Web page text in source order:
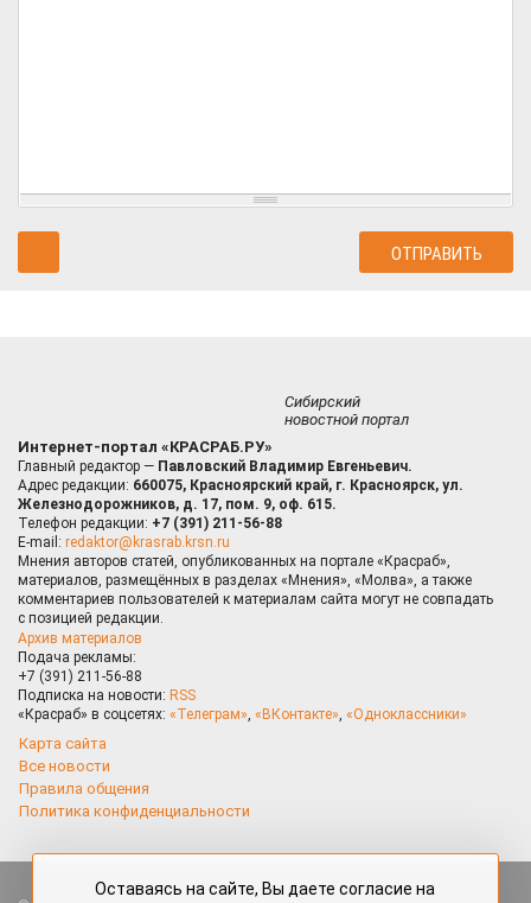
Сибирский
новостной портал
Интернет-портал «КРАСРАБ.РУ»
Главный редактор — Павловский Владимир Евгеньевич.
Адрес редакции: 660075, Красноярский край, г. Красноярск, ул.
Железнодорожников, д. 17, пом. 9, оф. 615.
Телефон редакции: +7 (391) 211-56-88
E-mail: redaktor@krasrab.krsn.ru
Мнения авторов статей, опубликованных на портале «Красраб»,
материалов, размещённых в разделах «Мнения», «Молва», а также
комментариев пользователей к материалам сайта могут не совпадать
с позицией редакции.
Архив материалов
Подача рекламы:
+7 (391) 211-56-88
Подписка на новости: RSS
«Красраб» в соцсетях: «Телеграм», «ВКонтакте», «Одноклассники»
Карта сайта
Все новости
Правила общения
Политика конфиденциальности
Оставаясь на сайте, Вы даете согласие на